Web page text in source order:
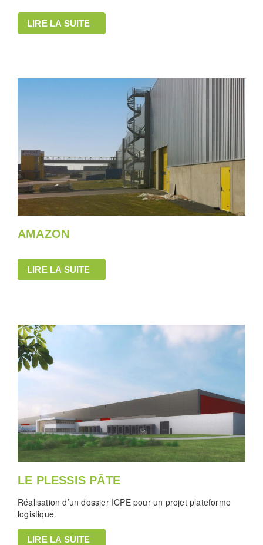
LIRE LA SUITE
AMAZON
LIRE LA SUITE
LE PLESSIS PÂTE
Réalisation d’un dossier ICPE pour un projet plateforme
logistique.
LIRE LA SUITE